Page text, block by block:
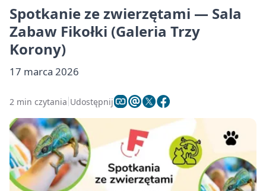
Spotkanie ze zwierzętami — Sala
Zabaw Fikołki (Galeria Trzy
Korony)
17 marca 2026
2 min czytania Udostępnij